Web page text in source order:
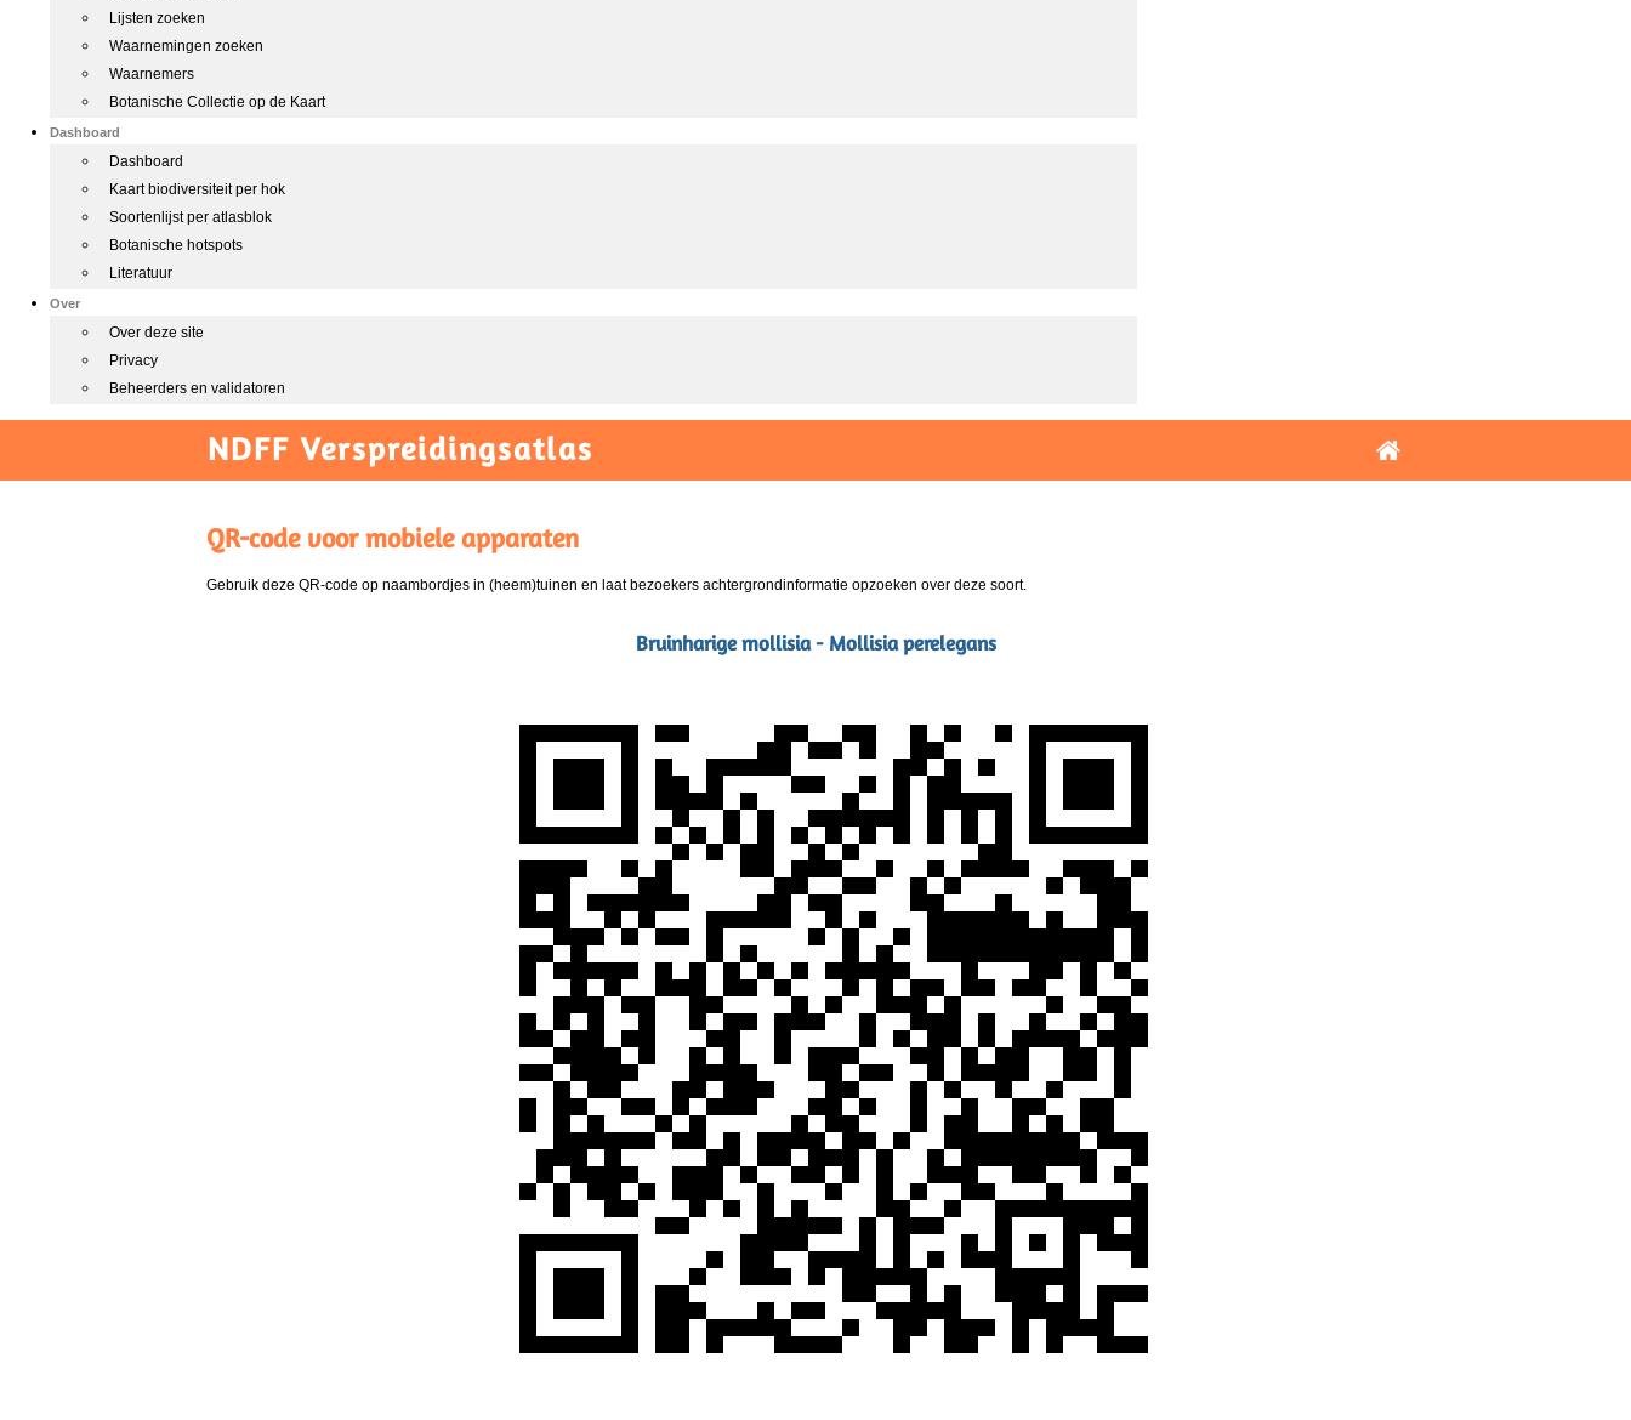
Lijsten zoeken
Waarnemingen zoeken
Waarnemers
Botanische Collectie op de Kaart
Dashboard
Dashboard
Kaart biodiversiteit per hok
Soortenlijst per atlasblok
Botanische hotspots
Literatuur
Over
Over deze site
Privacy
Beheerders en validatoren
NDFF Verspreidingsatlas
QR-code voor mobiele apparaten
Gebruik deze QR-code op naambordjes in (heem)tuinen en laat bezoekers achtergrondinformatie opzoeken over deze soort.
Bruinharige mollisia - Mollisia perelegans